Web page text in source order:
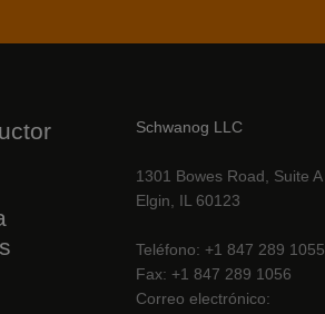
Schwanog LLC
1301 Bowes Road, Suite A
Elgin, IL 60123
Teléfono +1 847 289 1055
Fax +1 847 289 1056
Correo electrónico